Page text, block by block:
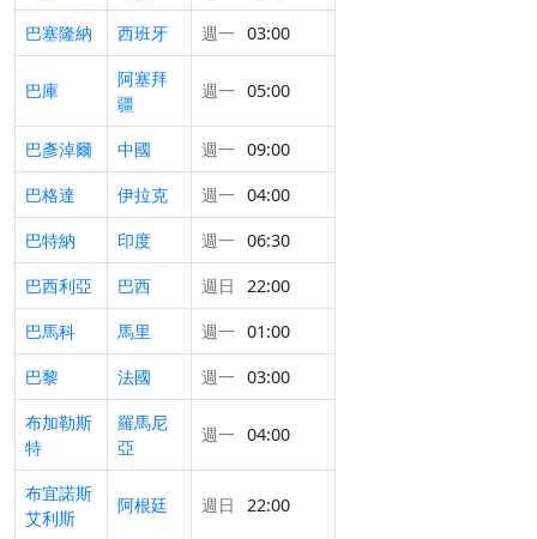
巴塞隆納
西班牙 週一 03:00
巴庫
阿塞拜
疆
週一 05:00
巴彥淖爾 中國 週一 09:00
巴格達
伊拉克 週一 04:00
巴特納
印度 週一 06:30
巴西利亞
巴西 週日
22:00
巴馬科
馬里 週一 01:00
巴黎
法國 週一 03:00
布加勒斯
特
羅馬尼
亞
週一 04:00
布宜諾斯
艾利斯
阿根廷 週日 22:00